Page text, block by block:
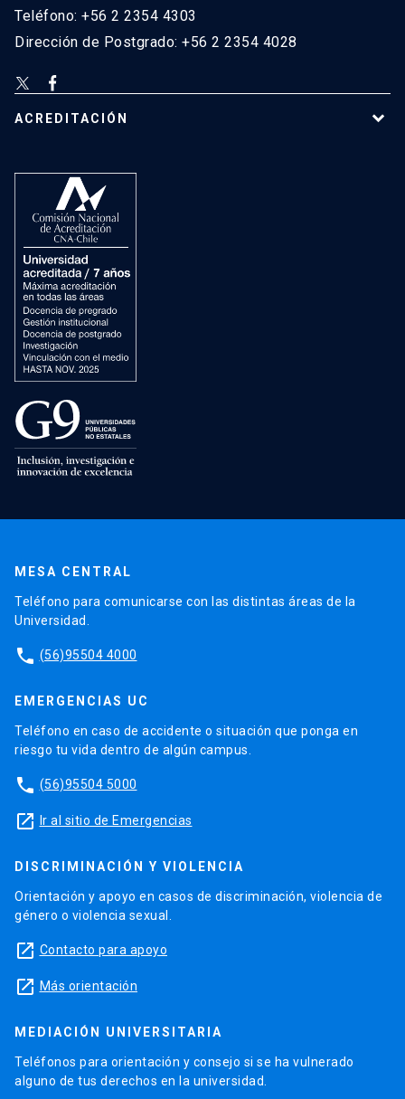
Teléfono: +56 2 2354 4303
Dirección de Postgrado: +56 2 2354 4028
ACREDITACIÓN
MESA CENTRAL
Teléfono para comunicarse con las distintas áreas de la
Universidad.
phone (56)95504 4000
EMERGENCIAS UC
Teléfono en caso de accidente o situación que ponga en
riesgo tu vida dentro de algún campus.
phone (56)95504 5000
launch Ir al sitio de Emergencias
DISCRIMINACIÓN Y VIOLENCIA
Orientación y apoyo en casos de discriminación, violencia de
género o violencia sexual.
launch Contacto para apoyo
launch Más orientación
MEDIACIÓN UNIVERSITARIA
Teléfonos para orientación y consejo si se ha vulnerado
alguno de tus derechos en la universidad.